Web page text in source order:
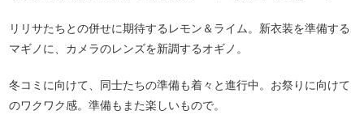
リリサたちとの併せに期待するレモン＆ライム。新衣装を準備する
マギノに、カメラのレンズを新調するオギノ。
冬コミに向けて、同士たちの準備も着々と進行中。お祭りに向けて
のワクワク感。準備もまた楽しいもので。